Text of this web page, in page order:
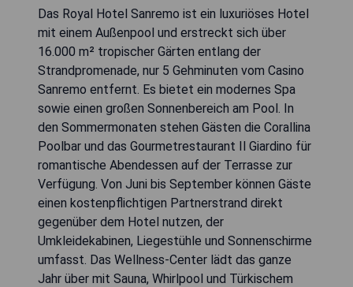
Das Royal Hotel Sanremo ist ein luxuriöses Hotel
mit einem Außenpool und erstreckt sich über
16.000 m² tropischer Gärten entlang der
Strandpromenade, nur 5 Gehminuten vom Casino
Sanremo entfernt. Es bietet ein modernes Spa
sowie einen großen Sonnenbereich am Pool. In
den Sommermonaten stehen Gästen die Corallina
Poolbar und das Gourmetrestaurant Il Giardino für
romantische Abendessen auf der Terrasse zur
Verfügung. Von Juni bis September können Gäste
einen kostenpflichtigen Partnerstrand direkt
gegenüber dem Hotel nutzen, der
Umkleidekabinen, Liegestühle und Sonnenschirme
umfasst. Das Wellness-Center lädt das ganze
Jahr über mit Sauna, Whirlpool und Türkischem